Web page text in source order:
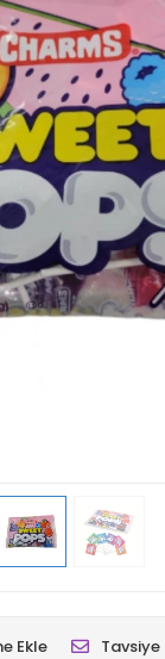
Ekle Tavsiye